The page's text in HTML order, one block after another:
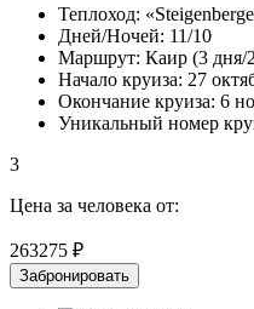
Теплоход:
Дней/Ночей: 11/10
Маршрут: Каир (3 дня/
Начало круиза: 27
Окончание круиза: 6
Уникальный номер
3
Цена за человека от:
263275 ₽
Забронировать